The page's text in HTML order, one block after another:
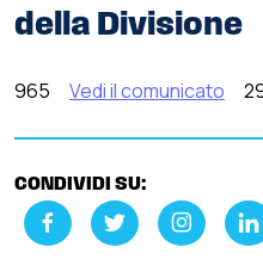
della Divisione
965 Vedi il comunicato
CONDIVIDI SU: